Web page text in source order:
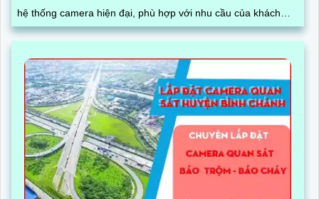
hệ thống camera hiện đại, phù hợp với nhu cầu của khách
hàng